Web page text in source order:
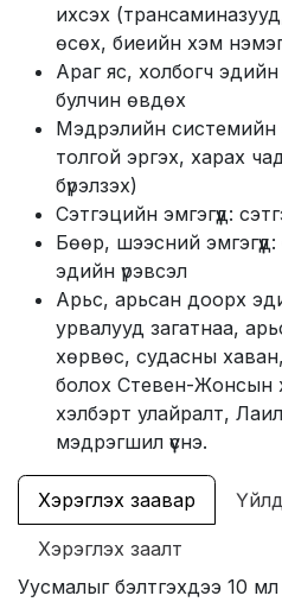
ихсэх
өсөх, биеийн хэм
Араг яс, холбогч эдийн
булчин өвдөх
Мэдрэлийн системийн
толгой эргэх, харах
бүрэлзэх)
Сэтгэцийн эмгэгүүд:
Бөөр, шээсний
эдийн үрэвсэл
Арьс, арьсан доорх
урвалууд загатнаа,
хөрвөс, судасны
болох Стевен-
хэлбэрт улайралт,
мэдрэгшил үүснэ.
Хэрэглэх заавар
Хэрэглэх заалт
Уусмалыг бэлтгэхдээ 10